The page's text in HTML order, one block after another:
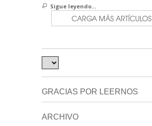
Sigue leyendo...
CARGA MÁS ARTÍCULOS
GRACIAS POR LEERNOS
ARCHIVO